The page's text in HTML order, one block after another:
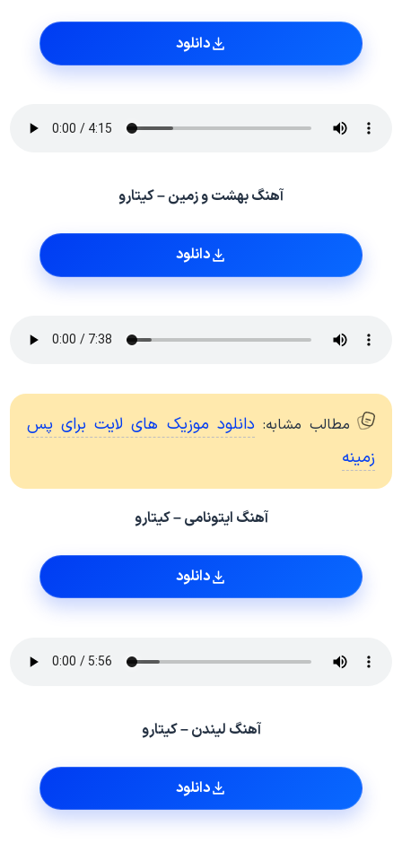
دانلود
آهنگ بهشت و زمین – کیتارو
دانلود
مطالب مشابه: دانلود موزیک های لایت برای پس
زمینه
آهنگ ایتونامی – کیتارو
دانلود
آهنگ لیندن – کیتارو
دانلود